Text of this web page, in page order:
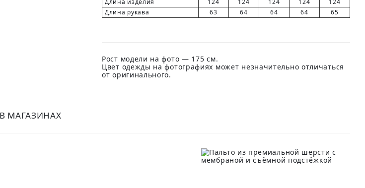
Длина изделия
124 124 124 124
124
Длина рукава
63 64 64 64 65
Рост модели на фото — 175 см.
Цвет одежды на фотографиях может незначительно отличаться
от оригинального.
В МАГАЗИНАХ